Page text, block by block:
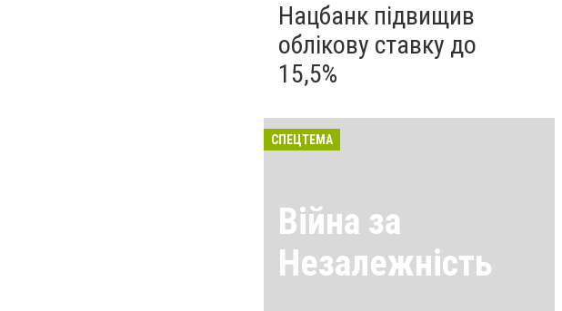
Нацбанк підвищив
облікову ставку до
15,5%
СПЕЦТЕМА
Війна за
Незалежність